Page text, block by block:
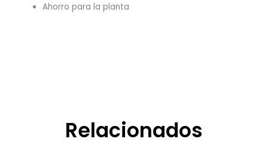
Ahorro para la planta
Relacionados